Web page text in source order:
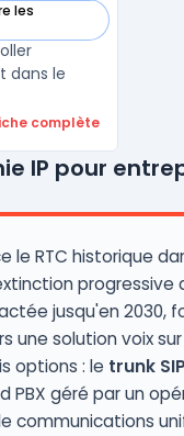
les
(SBC 1000/2000/
dans le
en
des
Teams,
complète
IP pour
le RTC historique
progressive
jusqu'en 2030,
une solution voix sur
options : le trunk
PBX géré par un
communications